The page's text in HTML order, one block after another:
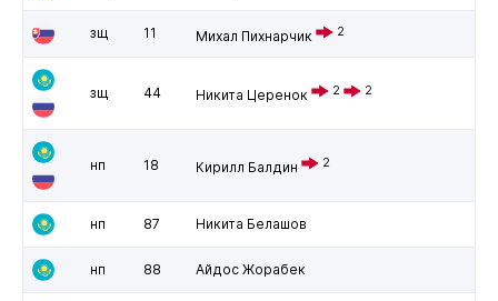
зщ 11 Михал Пихнарчик 2
зщ 44 Никита Церенок 2 2
нп 18 Кирилл Балдин 2
нп 87 Никита Белашов
нп 88 Айдос Жорабек